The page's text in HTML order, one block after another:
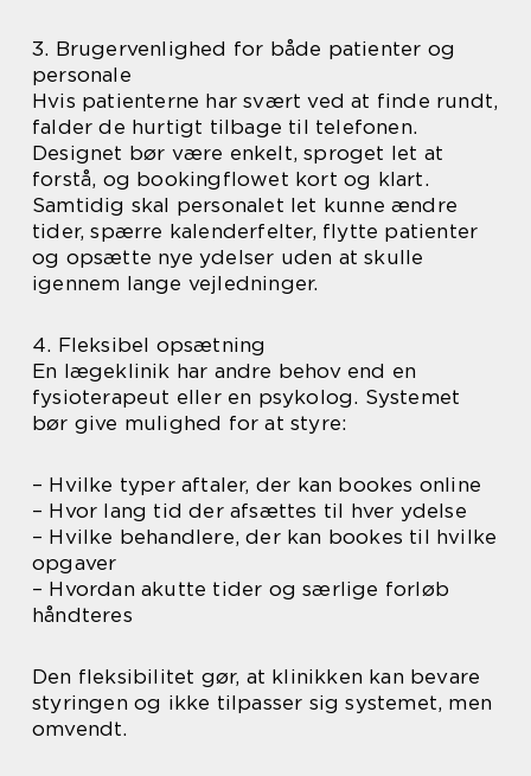
3. Brugervenlighed for både patienter og
personale
Hvis patienterne har svært ved at finde rundt,
falder de hurtigt tilbage til telefonen.
Designet bør være enkelt, sproget let at
forstå, og bookingflowet kort og klart.
Samtidig skal personalet let kunne ændre
tider, spærre kalenderfelter, flytte patienter
og opsætte nye ydelser uden at skulle
igennem lange vejledninger.
4. Fleksibel opsætning
En lægeklinik har andre behov end en
fysioterapeut eller en psykolog. Systemet
bør give mulighed for at styre:
– Hvilke typer aftaler, der kan bookes online
– Hvor lang tid der afsættes til hver ydelse
– Hvilke behandlere, der kan bookes til hvilke
opgaver
– Hvordan akutte tider og særlige forløb
håndteres
Den fleksibilitet gør, at klinikken kan bevare
styringen og ikke tilpasser sig systemet, men
omvendt.